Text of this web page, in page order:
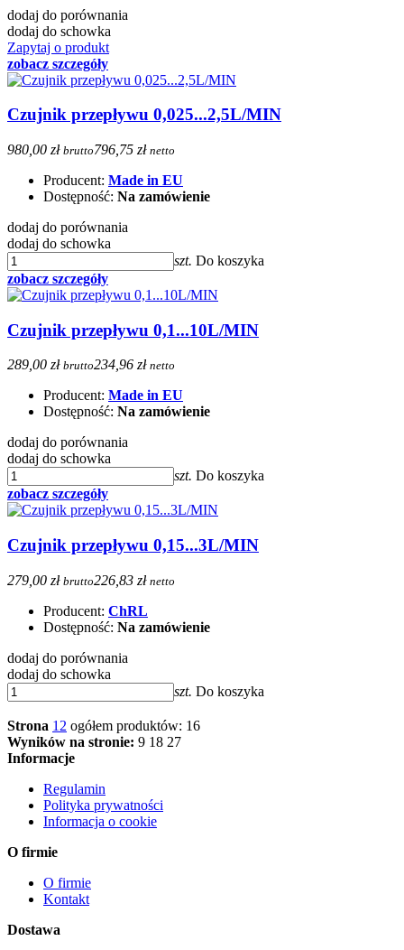
dodaj do porównania
dodaj do schowka
Zapytaj o produkt
zobacz szczegóły
Czujnik przepływu 0,025...2,5L/MIN
980,00 zł brutto796,75 zł netto
Producent: Made in EU
Dostępność: Na zamówienie
dodaj do porównania
dodaj do schowka
szt. Do koszyka
zobacz szczegóły
Czujnik przepływu 0,1...10L/MIN
289,00 zł brutto234,96 zł netto
Producent: Made in EU
Dostępność: Na zamówienie
dodaj do porównania
dodaj do schowka
szt. Do koszyka
zobacz szczegóły
Czujnik przepływu 0,15...3L/MIN
279,00 zł brutto226,83 zł netto
Producent: ChRL
Dostępność: Na zamówienie
dodaj do porównania
dodaj do schowka
szt. Do koszyka
Strona 1 2 ogółem produktów: 16
Wyników na stronie: 9 18 27
Informacje
Regulamin
Polityka prywatności
Informacja o cookie
O firmie
O firmie
Kontakt
Dostawa